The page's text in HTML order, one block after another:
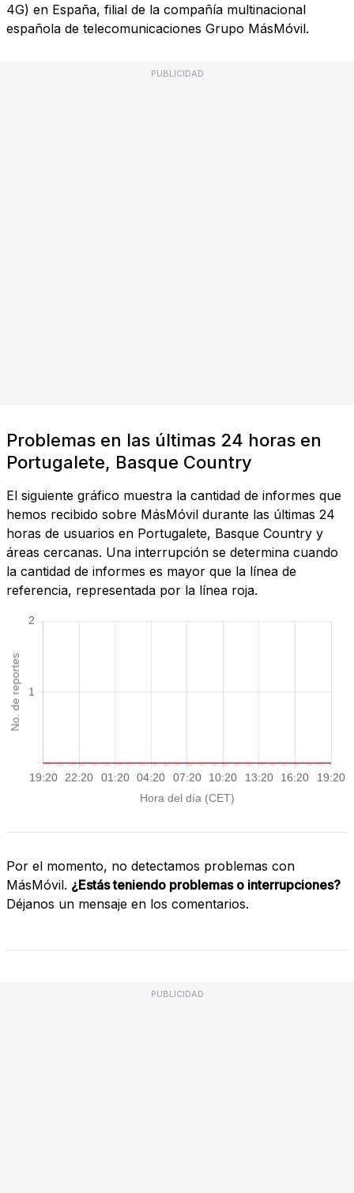
4G) en España, filial de la compañía multinacional
española de telecomunicaciones Grupo MásMóvil.
PUBLICIDAD
Problemas en las últimas 24 horas en
Portugalete, Basque Country
El siguiente gráfico muestra la cantidad de informes que
hemos recibido sobre MásMóvil durante las últimas 24
horas de usuarios en Portugalete, Basque Country y
áreas cercanas. Una interrupción se determina cuando
la cantidad de informes es mayor que la línea de
referencia, representada por la línea roja.
Por el momento, no detectamos problemas con
MásMóvil. ¿Estás teniendo problemas o interrupciones?
Déjanos un mensaje en los comentarios.
PUBLICIDAD